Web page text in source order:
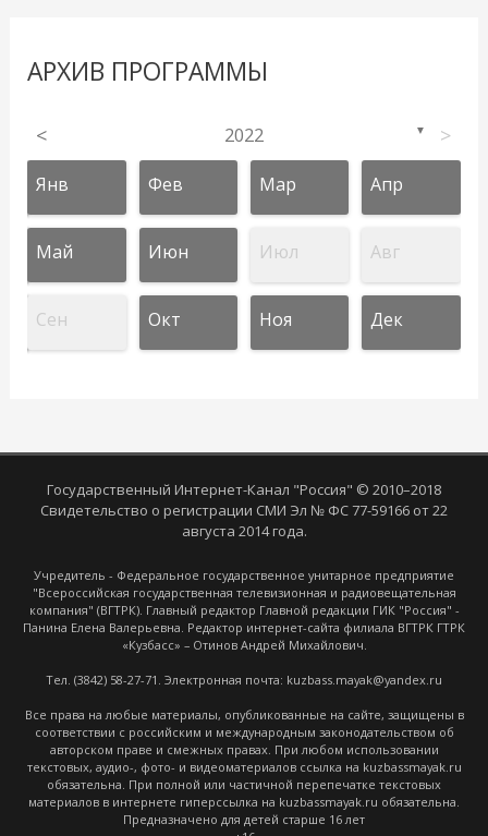
АРХИВ ПРОГРАММЫ
< 2022 ▼ >
Янв Фев Мар Апр
Май Июн Июл Авг
Сен Окт Ноя Дек
Государственный Интернет-Канал "Россия" © 2010–2018
Свидетельство о регистрации СМИ Эл № ФС 77-59166 от 22
августа 2014 года.
Учредитель - Федеральное государственное унитарное предприятие
"Всероссийская государственная телевизионная и радиовещательная
компания" (ВГТРК). Главный редактор Главной редакции ГИК "Россия" -
Панина Елена Валерьевна. Редактор интернет-сайта филиала ВГТРК ГТРК
«Кузбасс» – Отинов Андрей Михайлович.
Тел. (3842) 58-27-71. Электронная почта: kuzbass.mayak@yandex.ru
Все права на любые материалы, опубликованные на сайте, защищены в
соответствии с российским и международным законодательством об
авторском праве и смежных правах. При любом использовании
текстовых, аудио-, фото- и видеоматериалов ссылка на kuzbassmayak.ru
обязательна. При полной или частичной перепечатке текстовых
материалов в интернете гиперссылка на kuzbassmayak.ru обязательна.
Предназначено для детей старше 16 лет